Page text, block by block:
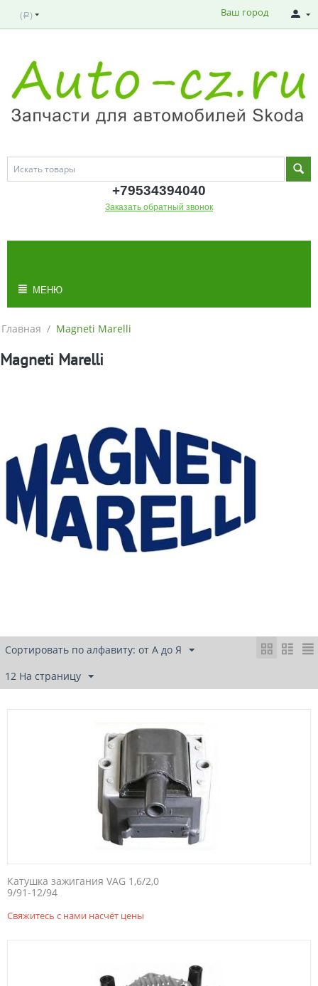
( Р ) Ваш город
+79534394040
Заказать обратный звонок
МЕНЮ
Главная / Magneti Marelli
Magneti Marelli
Сортировать по алфавиту: от А до Я
12 На страницу
Катушка зажигания VAG 1,6/2,0
9/91-12/94
Свяжитесь с нами насчёт цены